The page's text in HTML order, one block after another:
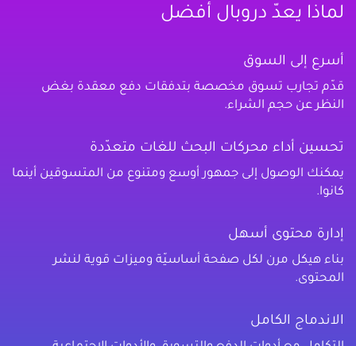
لماذا يعدّ دروبال أفضل
أسرع إلى السوق
قدّم تجارب تسوق مخصصة بتدفقات دفع معقدة بغض
النظر عن حجم الشراء.
تحسين أداء محركات البحث للغات متعدّدة
يمكنك الوصول إلى جمهور أوسع ومتنوع من المتسوقين أينما
كانوا.
إدارة محتوى أسهل
بناء هيكل مرن لكل صفحة أساسيّة وميزات قوية لنشر
المحتوى.
الاندماج الكامل